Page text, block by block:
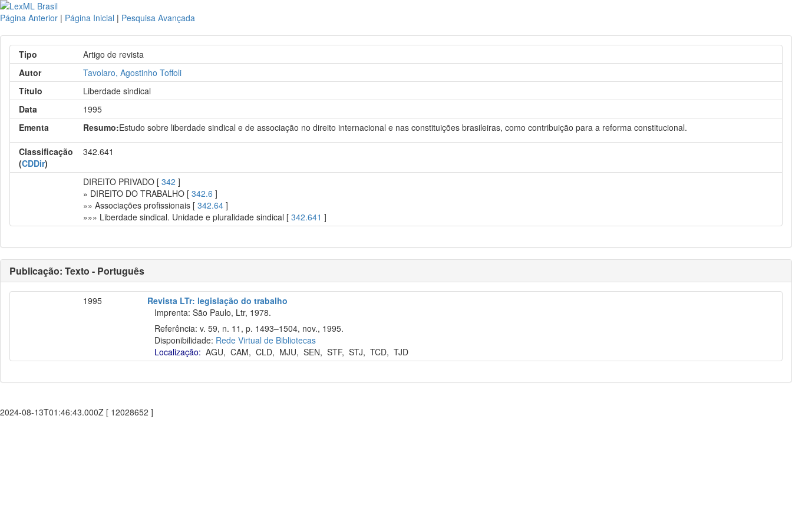
Página Anterior | Página Inicial | Pesquisa Avançada
Tipo
Artigo de revista
Autor
Tavolaro, Agostinho Toffoli
Título
Liberdade sindical
Data
1995
Ementa
Resumo:Estudo sobre liberdade sindical e de associação no direito internacional e nas constituições brasileiras, como contribuição para a reforma constitucional.
Classificação
(CDDir)
342.641
DIREITO PRIVADO [342 ]
» DIREITO DO TRABALHO [342.6 ]
»» Associações profissionais [342.64 ]
»»» Liberdade sindical. Unidade e pluralidade sindical [342.641 ]
Publicação: Texto - Português
1995
Revista LTr: legislação do trabalho
Imprenta: São Paulo, Ltr, 1978.
Referência: v. 59, n. 11, p. 1493–1504, nov., 1995.
Disponibilidade: Rede Virtual de Bibliotecas
Localização: AGU,CAM,CLD, MJU,SEN,STF,STJ,TCD,TJD
2024-08-13T01:46:43.000Z [ 12028652 ]